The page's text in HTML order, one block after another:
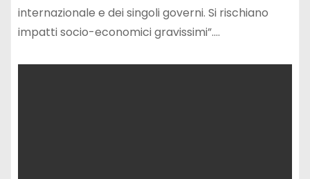
internazionale e dei singoli governi. Si rischiano
impatti socio-economici gravissimi”.…